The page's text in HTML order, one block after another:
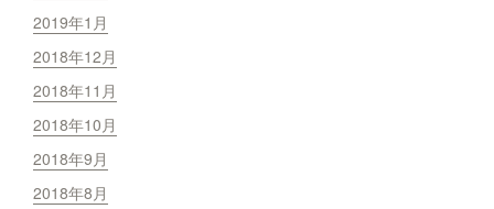
2019年1月
2018年12月
2018年11月
2018年10月
2018年9月
2018年8月